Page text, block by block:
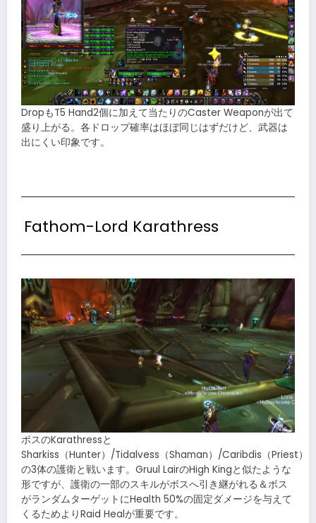
DropもT5 Hand2個に加えて当たりのCaster Weaponが出て
盛り上がる。各ドロップ確率はほぼ同じはずだけど、武器は
出にくい印象です。
Fathom-Lord Karathress
ボスのKarathressと
Sharkiss（Hunter）/Tidalvess（Shaman）/Caribdis（Priest）
の3体の護衛と戦います。Gruul LairのHigh Kingと似たような
形ですが、護衛の一部のスキルがボスへ引き継がれる＆ボス
がランダムターゲットにHealth 50%の固定ダメージを与えて
くるためよりRaid Healが重要です。